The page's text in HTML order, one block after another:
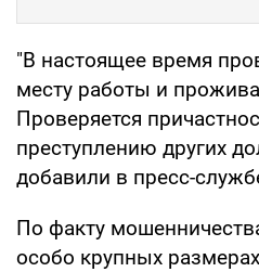
"В настоящее время
месту работы и
Проверяется
преступлению других
добавили в пресс-
По факту
особо крупных